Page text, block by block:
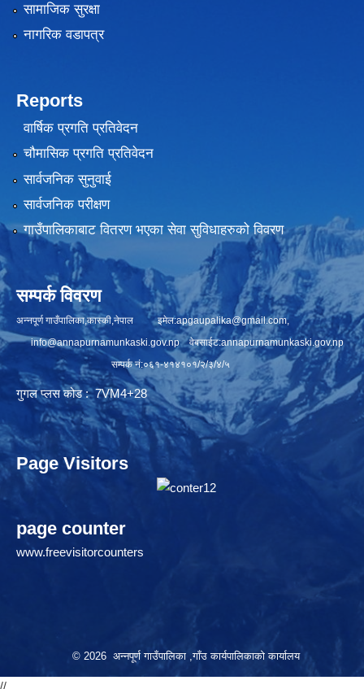
सामाजिक सुरक्षा
नागरिक वडापत्र
Reports
वार्षिक प्रगति प्रतिवेदन
चौमासिक प्रगति प्रतिवेदन
सार्वजनिक सुनुवाई
सार्वजनिक परीक्षण
गाउँपालिकाबाट वितरण भएका सेवा सुविधाहरुको विवरण
सम्पर्क विवरण
अन्नपूर्ण गाउँपालिका,कास्की,नेपाल इमेल:apgaupalika@gmail.com,
info@annapurnamunkaski.gov.npवेबसाईट:annapurnamunkaski.gov.np
सम्पर्क नं:०६१-४१४१०१/२/३/४/५
गुगल प्लस कोड : 7VM4+28
Page Visitors
page counter
www.freevisitorcounters
© 2026 अन्नपूर्ण गाउँपालिका ,गाँउ कार्यपालिकाको कार्यालय
//